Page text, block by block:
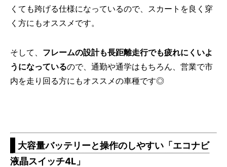
くても跨げる仕様になっているので、スカートを良く穿
く方にもオススメです。
そして、 フレームの設計も長距離走行でも疲れにくいよ
うになっているので、通勤や通学はもちろん、営業で市
内を走り回る方にもオススメの車種です◎
大容量バッテリーと操作のしやすい「エコナビ
液晶スイッチ4L」